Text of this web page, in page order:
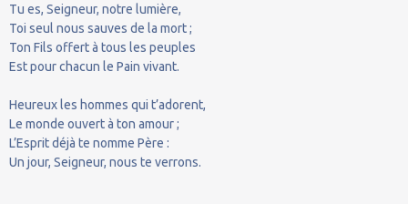
Tu es, Seigneur, notre lumière,
Toi seul nous sauves de la mort ;
Ton Fils offert à tous les peuples
Est pour chacun le Pain vivant.
Heureux les hommes qui t’adorent,
Le monde ouvert à ton amour ;
L’Esprit déjà te nomme Père :
Un jour, Seigneur, nous te verrons.